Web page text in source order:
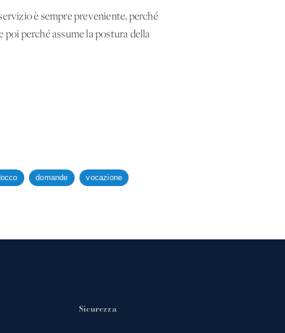
è sempre preveniente, perché
perché assume la postura della
domande vocazione
Sicurezza